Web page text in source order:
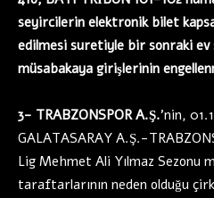
seyircilerin elektronik bilet
edilmesi suretiyle bir sonraki ev
müsabakaya girişlerinin
3- TRABZONSPOR A.Ş.’nin,
GALATASARAY A.Ş.-
Lig Mehmet Ali Yılmaz Sezonu
taraftarlarının neden olduğu